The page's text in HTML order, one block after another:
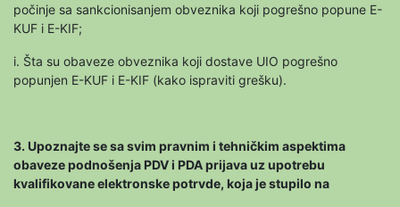
počinje sa sankcionisanjem obveznika koji pogrešno popune E-
KUF i E-KIF;
i. Šta su obaveze obveznika koji dostave UIO pogrešno
popunjen E-KUF i E-KIF (kako ispraviti grešku).
3. Upoznajte se sa svim pravnim i tehničkim aspektima
obaveze podnošenja PDV i PDA prijava uz upotrebu
kvalifikovane elektronske potrvde, koja je stupilo na